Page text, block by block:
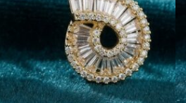
BOLSOS Y MONEDEROS
CALZADO